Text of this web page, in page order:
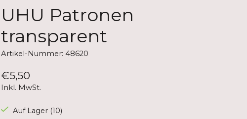
UHU Patronen
transparent
Artikel-Nummer: 48620
€5,50
Inkl. MwSt.
Auf Lager (10)